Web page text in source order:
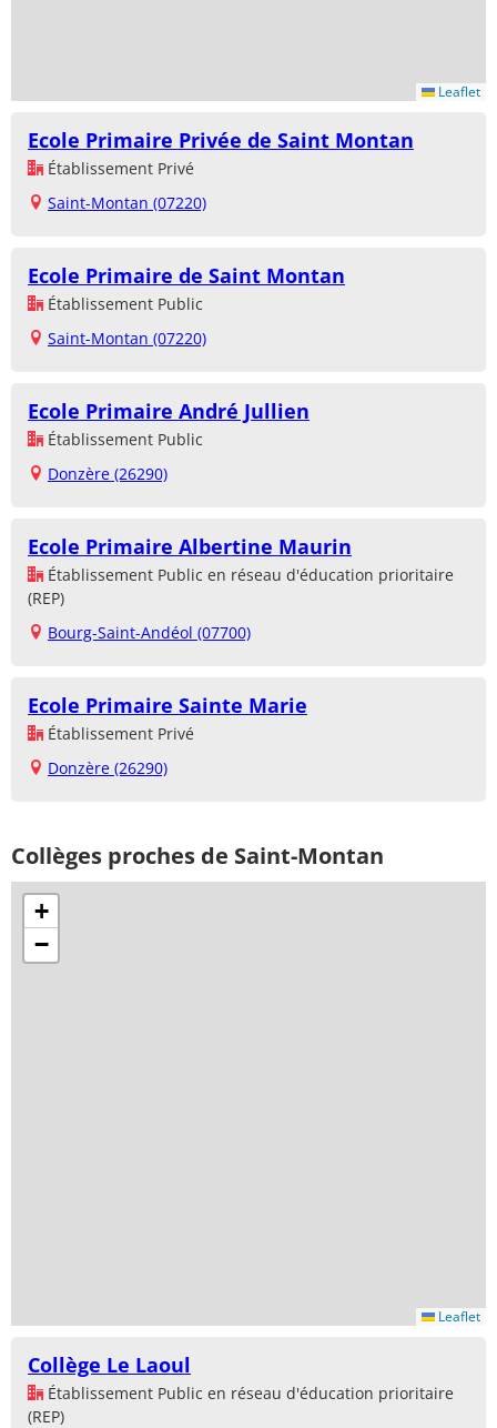
Leaflet
Ecole Primaire Privée de Saint Montan
Établissement Privé
Saint-Montan (07220)
Ecole Primaire de Saint Montan
Établissement Public
Saint-Montan (07220)
Ecole Primaire André Jullien
Établissement Public
Donzère (26290)
Ecole Primaire Albertine Maurin
Établissement Public en réseau d'éducation prioritaire
(REP)
Bourg-Saint-Andéol (07700)
Ecole Primaire Sainte Marie
Établissement Privé
Donzère (26290)
Collèges proches de Saint-Montan
+
−
Leaflet
Collège Le Laoul
Établissement Public en réseau d'éducation prioritaire
(REP)